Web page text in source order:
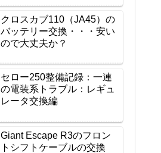
クロスカブ110（JA45）の
バッテリー交換・・・安い
ので大丈夫か？
セロー250整備記録：一連
の電装系トラブル：レギュ
レータ交換編
Giant Escape R3のフロン
トシフトケーブルの交換